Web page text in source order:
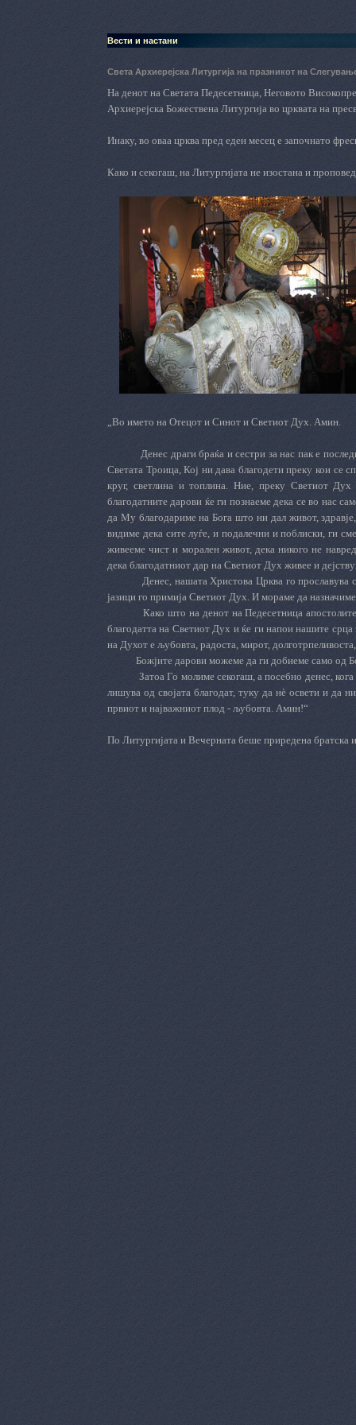
Вести и настани
Света Архиерејска Литургија на празникот на
На денот на Светата Педесетница, Неговото
Архиерејска Божествена Литургија во црквата на
Инаку, во оваа црква пред еден месец е започнато
Како и секогаш, на Литургијата не изостана и
„Во името на Отецот и Синот и Светиот Дух. Амин.
Денес драги браќа и сестри за нас пак е
Светата Троица, Кој ни дава благодети преку кои
круг, светлина и топлина. Ние, преку Светиот
благодатните дарови ќе ги познаеме дека се во нас
да Му благодариме на Бога што ни дал живот,
видиме дека сите луѓе, и подалечни и поблиски, ги
живееме чист и морален живот, дека никого не
дека благодатниот дар на Светиот Дух живее и
Денес, нашата Христова Црква го прославува
јазици го примија Светиот Дух. И мораме да
Како што на денот на Педесетница
благодатта на Светиот Дух и ќе ги напои нашите
на Духот е љубовта, радоста, мирот,
Божјите дарови можеме да ги добиеме само од
Затоа Го молиме секогаш, а посебно денес,
лишува од својата благодат, туку да нѐ освети и да
првиот и најважниот плод - љубовта. Амин!“
По Литургијата и Вечерната беше приредена братска